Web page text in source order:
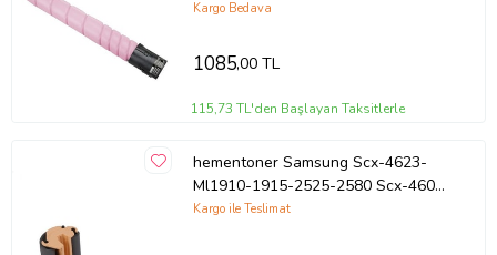
Kargo Bedava
1085,00 TL
115,73 TL'den Başlayan Taksitlerle
hementoner Samsung Scx-4623-
Ml1910-1915-2525-2580 Scx-4600
Kağıt Alma Pateni (Pickup Roller)
Kargo ile Teslimat